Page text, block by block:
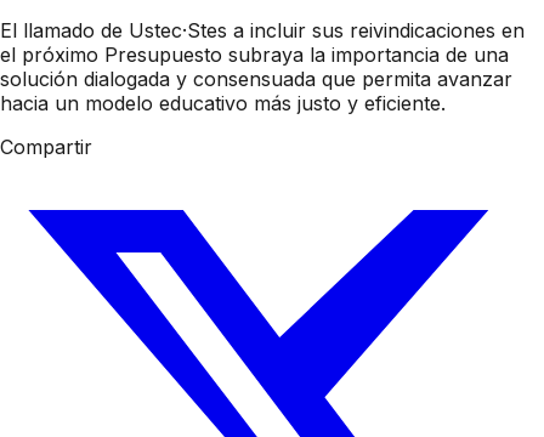
El llamado de Ustec·Stes a incluir sus reivindicaciones en
el próximo Presupuesto subraya la importancia de una
solución dialogada y consensuada que permita avanzar
hacia un modelo educativo más justo y eficiente.
Compartir